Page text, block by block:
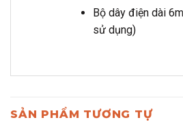
Bộ dây điện dài
sử dụng)
SẢN PHẨM TƯƠNG TỰ